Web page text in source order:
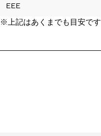
EEE
※上記はあくまでも目安です